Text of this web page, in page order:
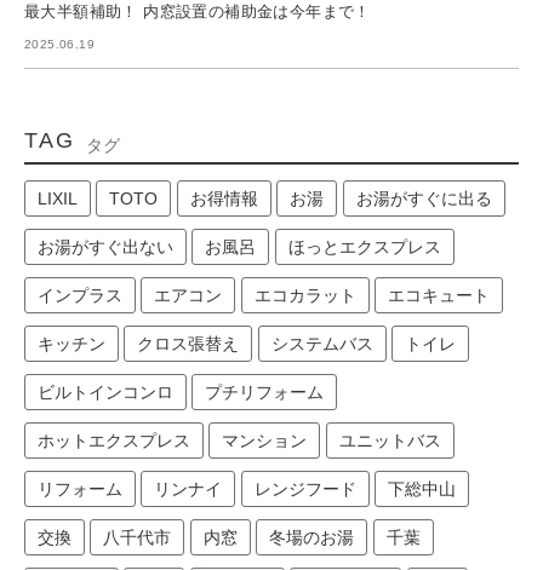
最大半額補助！ 内窓設置の補助金は今年まで！
2025.06.19
TAG タグ
LIXIL TOTO お得情報 お湯 お湯がすぐに出る
お湯がすぐ出ない お風呂 ほっとエクスプレス
インプラス エアコン エコカラット エコキュート
キッチン クロス張替え システムバス トイレ
ビルトインコンロ プチリフォーム
ホットエクスプレス マンション ユニットバス
リフォーム リンナイ レンジフード 下総中山
交換 八千代市 内窓 冬場のお湯 千葉